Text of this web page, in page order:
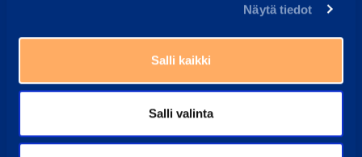
Näytä tiedot
Salli kaikki
Salli valinta
Karriär hos Ramirent
Kundtjänst
Faktureringsinstruktioner